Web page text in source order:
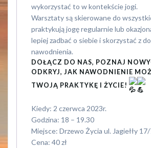
wykorzystać to w kontekście jogi.
Warsztaty są skierowane do
praktykują jogę regularnie lub
lepiej zadbać o siebie i skorzystać z
nawodnienia.
DOŁĄCZ DO NAS, POZNAJ
ODKRYJ, JAK NAWODNIENIE
TWOJĄ PRAKTYKĘ I ŻYCIE!
Kiedy: 2 czerwca 2023r.
Godzina: 18 – 19.30
Miejsce: Drzewo Życia ul. Jagiełły
Cena: 40 zł